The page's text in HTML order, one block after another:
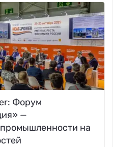
Форум
—
промышленности на